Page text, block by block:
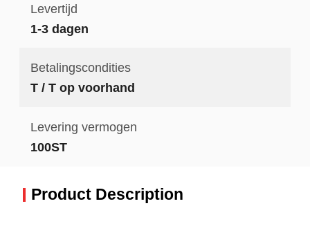
Levertijd
1-3 dagen
Betalingscondities
T / T op voorhand
Levering vermogen
100ST
Product Description